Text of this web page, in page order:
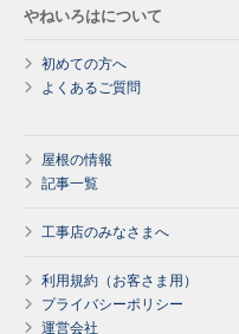
やねいろはについて
初めての方へ
よくあるご質問
屋根の情報
記事一覧
工事店のみなさまへ
利用規約（お客さま用）
プライバシーポリシー
運営会社